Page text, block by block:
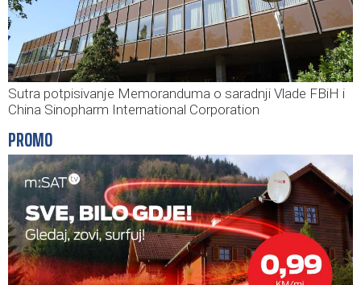
Sutra potpisivanje Memoranduma o saradnji Vlade FBiH i
China Sinopharm International Corporation
PROMO